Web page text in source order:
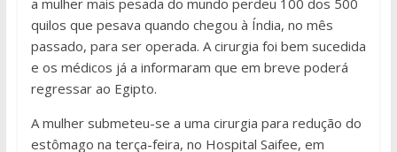
a mulher mais pesada do mundo perdeu 100 dos 500
quilos que pesava quando chegou à Índia, no mês
passado, para ser operada. A cirurgia foi bem sucedida
e os médicos já a informaram que em breve poderá
regressar ao Egipto.
A mulher submeteu-se a uma cirurgia para redução do
estômago na terça-feira, no Hospital Saifee, em